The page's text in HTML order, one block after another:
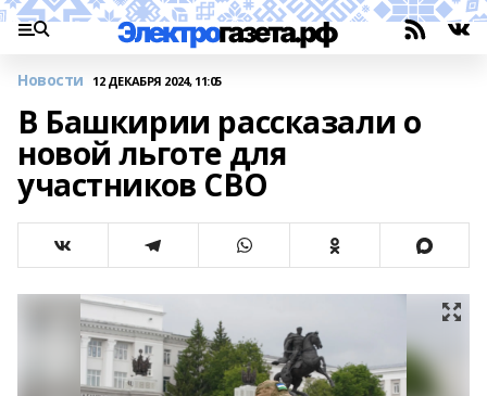
Новости 12 ДЕКАБРЯ 2024, 11:05
В Башкирии рассказали о
новой льготе для
участников СВО